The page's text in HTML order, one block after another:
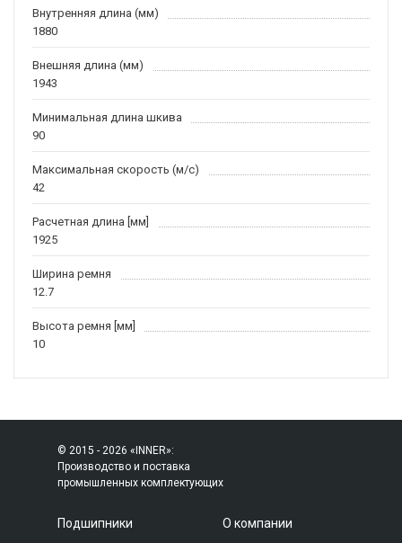
Внутренняя длина (мм)
1880
Внешняя длина (мм)
1943
Минимальная длина шкива
90
Максимальная скорость (м/c)
42
Расчетная длина [мм]
1925
Ширина ремня
12.7
Высота ремня [мм]
10
© 2015 - 2026 «INNER»:
Производство и поставка
промышленных комплектующих
Подшипники
О компании